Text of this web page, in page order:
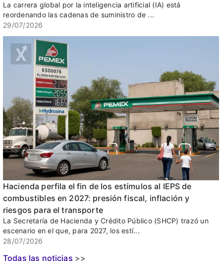
La carrera global por la inteligencia artificial (IA) está
reordenando las cadenas de suministro de ...
29/07/2026
Hacienda perfila el fin de los estímulos al IEPS de
combustibles en 2027: presión fiscal, inflación y
riesgos para el transporte
La Secretaría de Hacienda y Crédito Público (SHCP) trazó un
escenario en el que, para 2027, los estí...
28/07/2026
Todas las noticias >>